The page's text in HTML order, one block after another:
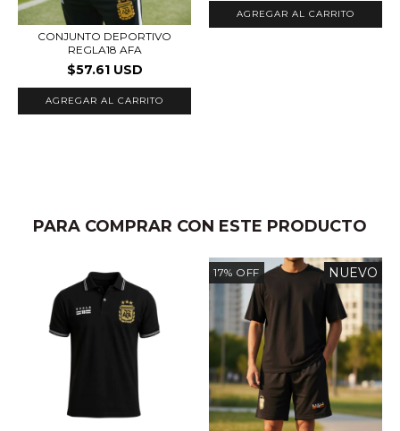
CONJUNTO DEPORTIVO
REGLA18 AFA
$57.61 USD
AGREGAR AL CARRITO
AGREGAR AL CARRITO
PARA COMPRAR CON ESTE PRODUCTO
17% OFF NUEVO